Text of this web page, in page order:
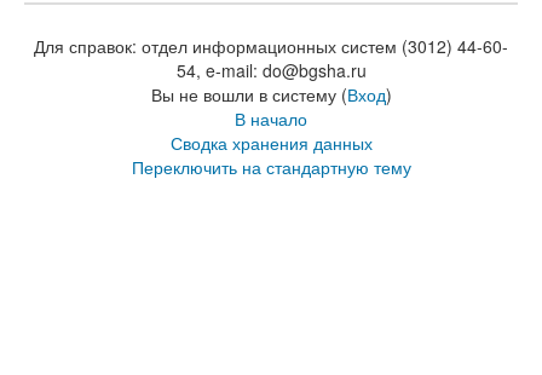
Для справок: отдел информационных систем (3012) 44-60-
54, e-mail: do@bgsha.ru
Вы не вошли в систему (Вход)
В начало
Сводка хранения данных
Переключить на стандартную тему